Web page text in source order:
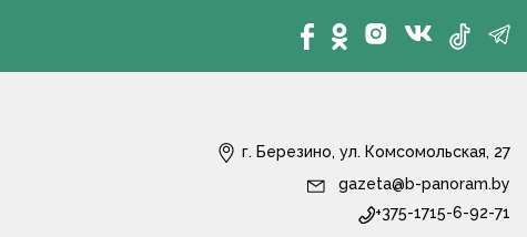
г. Березино, ул. Комсомольская, 27
gazeta@b-panoram.by
+375-1715-6-92-71